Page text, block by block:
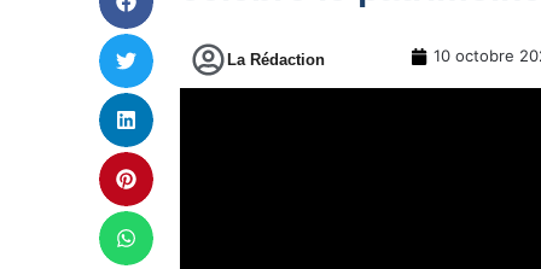
La Rédaction 10 octobre